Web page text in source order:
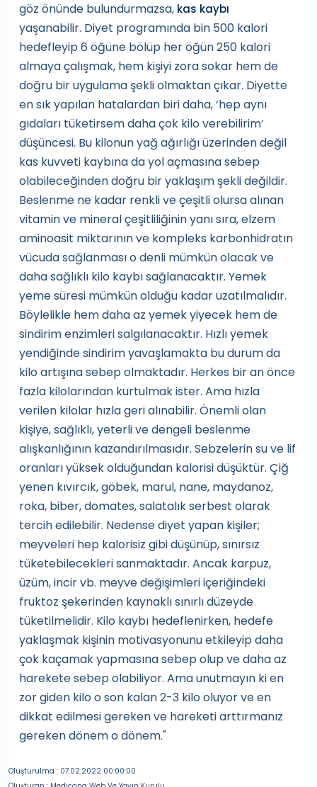
göz önünde bulundurmazsa, kas kaybı
yaşanabilir. Diyet programında bin 500 kalori
hedefleyip 6 öğüne bölüp her öğün 250 kalori
almaya çalışmak, hem kişiyi zora sokar hem de
doğru bir uygulama şekli olmaktan çıkar. Diyette
en sık yapılan hatalardan biri daha, ‘hep aynı
gıdaları tüketirsem daha çok kilo verebilirim’
düşüncesi. Bu kilonun yağ ağırlığı üzerinden değil
kas kuvveti kaybına da yol açmasına sebep
olabileceğinden doğru bir yaklaşım şekli değildir.
Beslenme ne kadar renkli ve çeşitli olursa alınan
vitamin ve mineral çeşitliliğinin yanı sıra, elzem
aminoasit miktarının ve kompleks karbonhidratın
vücuda sağlanması o denli mümkün olacak ve
daha sağlıklı kilo kaybı sağlanacaktır. Yemek
yeme süresi mümkün olduğu kadar uzatılmalıdır.
Böylelikle hem daha az yemek yiyecek hem de
sindirim enzimleri salgılanacaktır. Hızlı yemek
yendiğinde sindirim yavaşlamakta bu durum da
kilo artışına sebep olmaktadır. Herkes bir an önce
fazla kilolarından kurtulmak ister. Ama hızla
verilen kilolar hızla geri alınabilir. Önemli olan
kişiye, sağlıklı, yeterli ve dengeli beslenme
alışkanlığının kazandırılmasıdır. Sebzelerin su ve lif
oranları yüksek olduğundan kalorisi düşüktür. Çiğ
yenen kıvırcık, göbek, marul, nane, maydanoz,
roka, biber, domates, salatalık serbest olarak
tercih edilebilir. Nedense diyet yapan kişiler;
meyveleri hep kalorisiz gibi düşünüp, sınırsız
tüketebilecekleri sanmaktadır. Ancak karpuz,
üzüm, incir vb. meyve değişimleri içeriğindeki
fruktoz şekerinden kaynaklı sınırlı düzeyde
tüketilmelidir. Kilo kaybı hedeflenirken, hedefe
yaklaşmak kişinin motivasyonunu etkileyip daha
çok kaçamak yapmasına sebep olup ve daha az
harekete sebep olabiliyor. Ama unutmayın ki en
zor giden kilo o son kalan 2-3 kilo oluyor ve en
dikkat edilmesi gereken ve hareketi arttırmanız
gereken dönem o dönem."
Oluşturulma : 07.02.2022 00:00:00